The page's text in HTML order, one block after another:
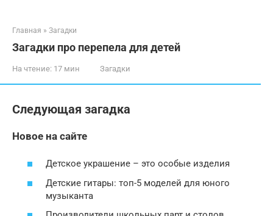
Главная » Загадки
Загадки про перепела для детей
На чтение: 17 мин Загадки
Следующая загадка
Новое на сайте
Детское украшение – это особые изделия
Детские гитары: топ-5 моделей для юного
музыканта